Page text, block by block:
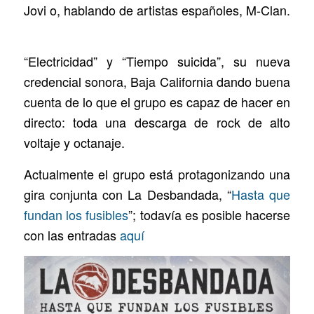
Jovi o, hablando de artistas españoles, M-Clan.
“Electricidad” y “Tiempo suicida”, su nueva
credencial sonora, Baja California dando buena
cuenta de lo que el grupo es capaz de hacer en
directo: toda una descarga de rock de alto
voltaje y octanaje.
Actualmente el grupo está protagonizando una
gira conjunta con La Desbandada, “Hasta que
fundan los fusibles”; todavía es posible hacerse
con las entradasaquí